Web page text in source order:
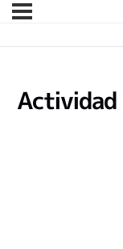
Actividad